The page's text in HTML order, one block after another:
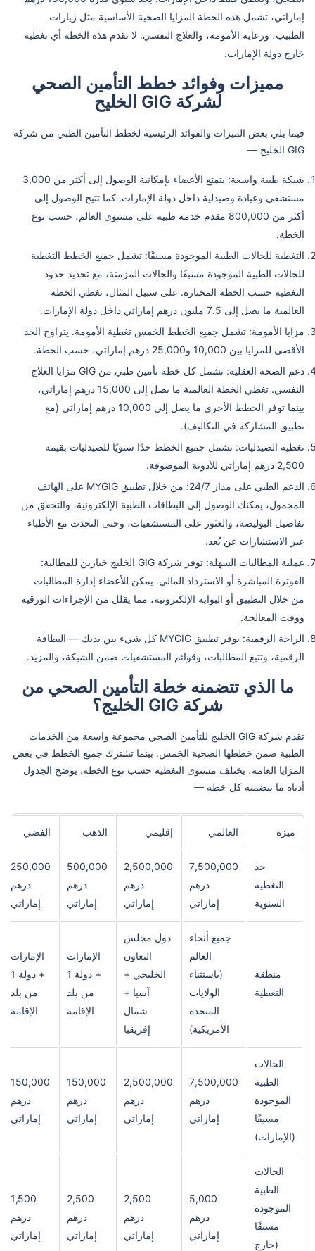
إماراتي، تشمل هذه الخطة المزايا الصحية الأساسية مثل زيارات
الطبيب، ورعاية الأمومة، والعلاج النفسي. لا تقدم هذه الخطة أي تغطية
خارج دولة الإمارات.
مميزات وفوائد خطط التأمين الصحي
لشركة GIG الخليح
فيما يلي بعض الميزات والفوائد الرئيسية لخطط التأمين الطبي من شركة
GIG الخليح —
شبكة طبية واسعة: يتمتع الأعضاء بإمكانية الوصول إلى أكثر من 3,000
مستشفى وعيادة وصيدلية داخل دولة الإمارات. كما تتيح الوصول إلى
أكثر من 800,000 مقدم خدمة طبية على مستوى العالم، حسب نوع
الخطة.
التغطية للحالات الطبية الموجودة مسبقًا: تشمل جميع الخطط التغطية
للحالات الطبية الموجودة مسبقًا والحالات المزمنة، مع تحديد حدود
التغطية حسب الخطة المختارة. على سبيل المثال، تغطي الخطة
العالمية ما يصل إلى 7.5 مليون درهم إماراتي داخل دولة الإمارات.
مزايا الأمومة: تشمل جميع الخطط الخمس تغطية الأمومة. يتراوح الحد
الأقصى للمزايا بين 10,000 و25,000 درهم إماراتي، حسب الخطة.
دعم الصحة العقلية: تشمل كل خطة تأمين طبي من GIG مزايا العلاج
النفسي. تغطي الخطة العالمية ما يصل إلى 15,000 درهم إماراتي،
بينما توفر الخطط الأخرى ما يصل إلى 10,000 درهم إماراتي (مع
تطبيق المشاركة في التكاليف).
تغطية الصيدليات: تشمل جميع الخطط حدًا سنويًا للصيدليات بقيمة
2,500 درهم إماراتي للأدوية الموصوفة.
الدعم الطبي على مدار 24/7: من خلال تطبيق MYGIG على الهاتف
المحمول، يمكنك الوصول إلى البطاقات الطبية الإلكترونية، والتحقق من
تفاصيل البوليصة، والعثور على المستشفيات، وحتى التحدث مع الأطباء
عبر الاستشارات عن بُعد.
عملية المطالبات السهلة: توفر شركة GIG الخليج خيارين للمطالبة:
الفوترة المباشرة أو الاسترداد المالي. يمكن للأعضاء إدارة المطالبات
من خلال التطبيق أو البوابة الإلكترونية، مما يقلل من الإجراءات الورقية
ووقت المعالجة.
الراحة الرقمية: يوفر تطبيق MYGIG كل شيء بين يديك — البطاقة
الرقمية، وتتبع المطالبات، وقوائم المستشفيات ضمن الشبكة، والمزيد.
ما الذي تتضمنه خطة التأمين الصحي من
شركة GIG الخليج؟
تقدم شركة GIG الخليج للتأمين الصحي مجموعة واسعة من الخدمات
الطبية ضمن خططها الصحية الخمس. بينما تشترك جميع الخطط في بعض
المزايا العامة، يختلف مستوى التغطية حسب نوع الخطة. يوضح الجدول
أدناه ما تتضمنه كل خطة —
ميزة العالمي إقليمي الذهب الفضي
حد
التغطية
السنوية
7,500,000
درهم
إماراتي
2,500,000
درهم
إماراتي
500,000
درهم
إماراتي
250,000
درهم
إماراتي
منطقة
التغطية
جميع أنحاء
العالم
(باستثناء
الولايات
المتحدة
الأمريكية)
دول مجلس
التعاون
الخليجي +
آسيا +
شمال
إفريقيا
الإمارات
+ دولة 1
من بلد
الإقامة
الإمارات
+ دولة 1
من بلد
الإقامة
الحالات
الطبية
الموجودة
مسبقًا
(الإمارات)
7,500,000
درهم
إماراتي
2,500,000
درهم
إماراتي
150,000
درهم
إماراتي
150,000
درهم
إماراتي
الحالات
الطبية
الموجودة
مسبقًا
(خارج
5,000
درهم
إماراتي
2,500
درهم
إماراتي
2,500
درهم
إماراتي
1,500
درهم
إماراتي